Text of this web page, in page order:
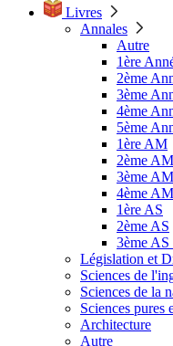
Livres
Annales
Autre
1ère
2ème
3ème
4ème
5ème
1ère AM
2ème AM
3ème AM
4ème
1ère AS
2ème AS
3ème AS
Législation et
Sciences de
Sciences de la
Sciences pures
Architecture
Autre